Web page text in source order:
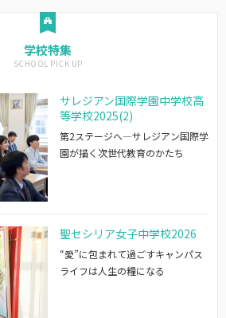
学校特集
サレジアン国際学園中学校高
等学校2025(2)
第2ステージへ―サレジアン国際学
園が描く次世代教育のかたち
聖セシリア女子中学校2026
“愛”に包まれて過ごすキャンパス
ライフは人生の糧になる